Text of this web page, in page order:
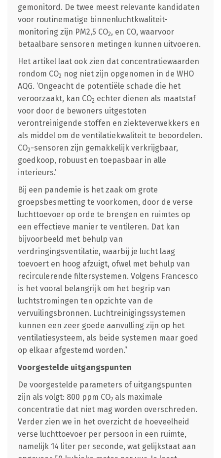
gemonitord. De twee meest relevante kandidaten
voor routinematige binnenluchtkwaliteit-
monitoring zijn PM2,5 CO2, en CO, waarvoor
betaalbare sensoren metingen kunnen uitvoeren.
Het artikel laat ook zien dat concentratiewaarden
rondom CO2 nog niet zijn opgenomen in de WHO
AQG. ‘Ongeacht de potentiële schade die het
veroorzaakt, kan CO2 echter dienen als maatstaf
voor door de bewoners uitgestoten
verontreinigende stoffen en ziekteverwekkers en
als middel om de ventilatiekwaliteit te beoordelen.
CO2-sensoren zijn gemakkelijk verkrijgbaar,
goedkoop, robuust en toepasbaar in alle
interieurs.’
Bij een pandemie is het zaak om grote
groepsbesmetting te voorkomen, door de verse
luchttoevoer op orde te brengen en ruimtes op
een effectieve manier te ventileren. Dat kan
bijvoorbeeld met behulp van
verdringingsventilatie, waarbij je lucht laag
toevoert en hoog afzuigt, ofwel met behulp van
recirculerende filtersystemen. Volgens Francesco
is het vooral belangrijk om het begrip van
luchtstromingen ten opzichte van de
vervuilingsbronnen. Luchtreinigingssystemen
kunnen een zeer goede aanvulling zijn op het
ventilatiesysteem, als beide systemen maar goed
op elkaar afgestemd worden.”
Voorgestelde uitgangspunten
De voorgestelde parameters of uitgangspunten
zijn als volgt: 800 ppm CO2 als maximale
concentratie dat niet mag worden overschreden.
Verder zien we in het overzicht de hoeveelheid
verse luchttoevoer per persoon in een ruimte,
namelijk 14 liter per seconde, wat gelijkstaat aan